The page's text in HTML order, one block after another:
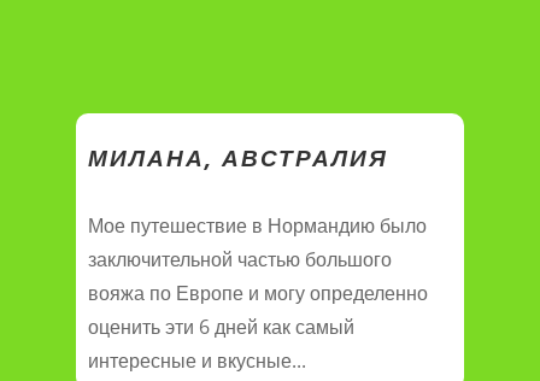
МИЛАНА, АВСТРАЛИЯ
Мое путешествие в Нормандию было
заключительной частью большого
вояжа по Европе и могу определенно
оценить эти 6 дней как самый
интересные и вкусные...